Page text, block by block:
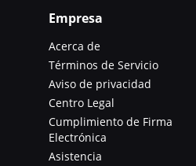
Empresa
Acerca de
Términos de Servicio
Aviso de privacidad
Centro Legal
Cumplimiento de Firma
Electrónica
Asistencia